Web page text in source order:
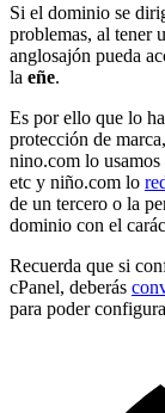
Si el dominio se
problemas, al tener
anglosajón pueda
la eñe.
Es por ello que lo
protección de
nino.com lo
etc y niño.com lo
de un tercero o la
dominio con el
Recuerda que si
cPanel, deberás
para poder